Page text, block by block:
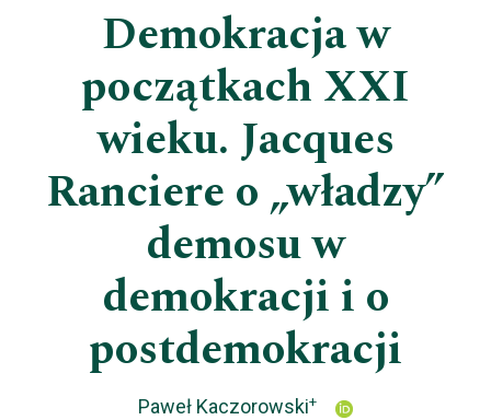
Demokracja w
początkach XXI
wieku. Jacques
Ranciere o „władzy”
demosu w
demokracji i o
postdemokracji
Paweł Kaczorowski+